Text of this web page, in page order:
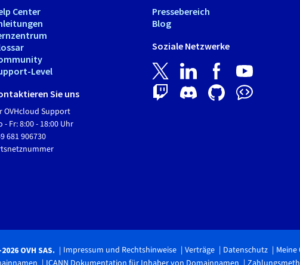
Center
Level
Sie uns
OVHcloud Support
- Fr: 8:00 - 18:00 Uhr
681 906730
Pressebereich
Blog
Soziale Netzwerke
OVH SAS. Impressum und Rechtshinweise Verträge Datenschutz